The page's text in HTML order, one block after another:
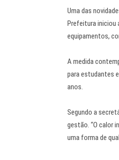
Uma das
Prefeitura iniciou
equipamentos,
A medida
para estudantes
anos.
Segundo a
gestão. “O calor
uma forma de